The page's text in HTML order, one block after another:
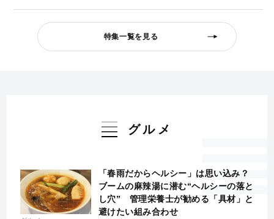
特集一覧を見る
グルメ
「春雨だからヘルシー」は思い込み？
ブームの麻辣湯に潜む“ヘルシーの落と
し穴” 管理栄養士が勧める「具材」と
避けたい組み合わせ